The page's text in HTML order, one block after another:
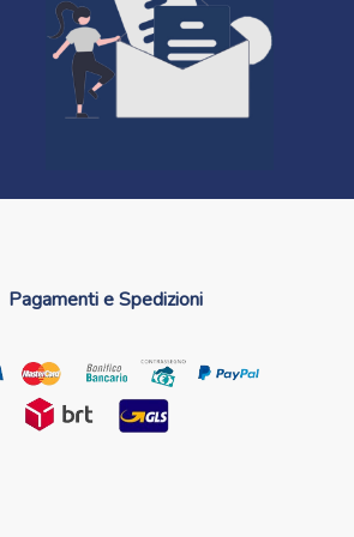
Pagamenti e Spedizioni